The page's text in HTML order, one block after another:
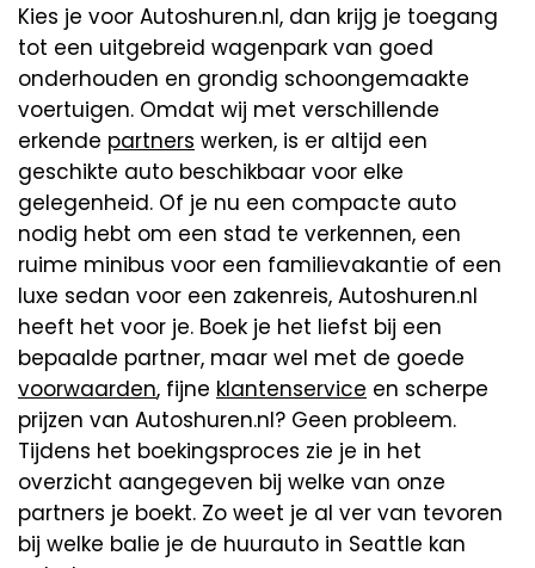
Kies je voor Autoshuren.nl, dan krijg je toegang
tot een uitgebreid wagenpark van goed
onderhouden en grondig schoongemaakte
voertuigen. Omdat wij met verschillende
erkende partners werken, is er altijd een
geschikte auto beschikbaar voor elke
gelegenheid. Of je nu een compacte auto
nodig hebt om een stad te verkennen, een
ruime minibus voor een familievakantie of een
luxe sedan voor een zakenreis, Autoshuren.nl
heeft het voor je. Boek je het liefst bij een
bepaalde partner, maar wel met de goede
voorwaarden, fijne klantenservice en scherpe
prijzen van Autoshuren.nl? Geen probleem.
Tijdens het boekingsproces zie je in het
overzicht aangegeven bij welke van onze
partners je boekt. Zo weet je al ver van tevoren
bij welke balie je de huurauto in Seattle kan